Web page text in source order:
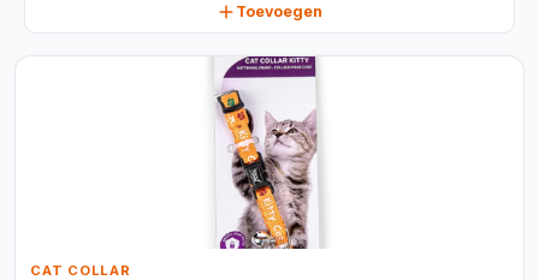
Toevoegen
CAT COLLAR